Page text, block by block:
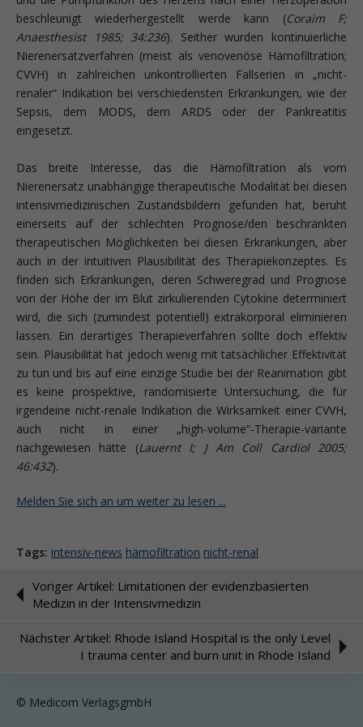
beschleunigt wiederhergestellt werde kann (Coraim F;
Anaesthesist 1985; 34:236). Seither wurden kontinuierliche
Nierenersatzverfahren (meist als venovenöse Hämofiltration;
CVVH) in zahlreichen unkontrollierten Fallserien in „nicht-
renaler“ Indikation bei verschiedensten Erkrankungen, wie der
Sepsis, dem MODS, dem ARDS oder der Pankreatitis
eingesetzt.
Das breite Interesse, das die Hämofiltration als vom
Nierenersatz unabhängige therapeutische Modalität bei diesen
intensivmedizinischen Zustandsbildern gefunden hat, beruht
einerseits auf der schlechten Prognose/den beschränkten
therapeutischen Möglichkeiten bei diesen Erkrankungen, aber
auch in der intuitiven Plausibilität des Therapiekonzeptes. Es
finden sich Erkrankungen, deren Schweregrad und Prognose
von der Höhe der im Blut zirkulierenden Cytokine determiniert
wird, die sich (zumindest potentiell) extrakorporal eliminieren
lassen. Ein derartiges Therapieverfahren sollte doch effektiv
sein. Plausibilität hat jedoch wenig mit tatsächlicher Effektivität
zu tun und bis auf eine einzige Studie bei der Reanimation gibt
es keine prospektive, randomisierte Untersuchung, die für
irgendeine nicht-renale Indikation die Wirksamkeit einer CVVH,
auch nicht in einer „high-volume“-Therapie-variante
nachgewiesen hätte (Lauernt I; J Am Coll Cardiol 2005;
46:432).
Melden Sie sich an um weiter zu lesen ...
Tags: intensiv-news hämofiltration nicht-renal
Voriger Artikel: Limitationen der evidenzbasierten
Medizin in der Intensivmedizin
Nächster Artikel: Rhode Island Hospital is the only Level
I trauma center and burn unit in Rhode Island
© Medicom VerlagsgmbH